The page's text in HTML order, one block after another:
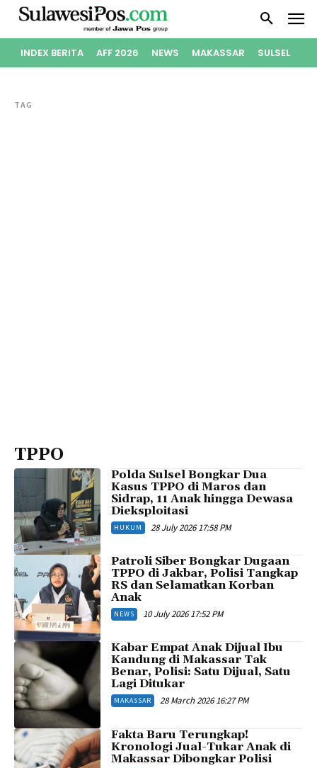
INDEX BERITA AFF 2026 NEWS MAKASSAR SULSEL
TAG
TPPO
Polda Sulsel Bongkar Dua
Kasus TPPO di Maros dan
Sidrap, 11 Anak hingga Dewasa
Dieksploitasi
HUKUM 28 July 2026 17:58 PM
Patroli Siber Bongkar Dugaan
TPPO di Jakbar, Polisi Tangkap
RS dan Selamatkan Korban
Anak
NEWS 10 July 2026 17:52 PM
Kabar Empat Anak Dijual Ibu
Kandung di Makassar Tak
Benar, Polisi: Satu Dijual, Satu
Lagi Ditukar
MAKASSAR 28 March 2026 16:27 PM
Fakta Baru Terungkap!
Kronologi Jual-Tukar Anak di
Makassar Dibongkar Polisi